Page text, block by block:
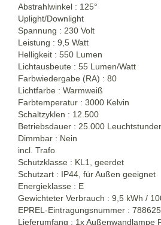
Abstrahlwinkel : 125°
Uplight/Downlight
Spannung : 230 Volt
Leistung : 9,5 Watt
Helligkeit : 550 Lumen
Lichtausbeute : 55 Lumen/Watt
Farbwiedergabe (RA) : 80
Lichtfarbe : Warmweiß
Farbtemperatur : 3000 Kelvin
Schaltzyklen : 12.500
Betriebsdauer : 25.000
Dimmbar : Nein
incl. Trafo
Schutzklasse : KL1, geerdet
Schutzart : IP44, für Außen geeignet
Energieklasse : E
Gewichteter Verbrauch : 9,5 kWh /
EPREL-Eintragungsnummer : 788625
Lieferumfang : 1x Außenwandlampe